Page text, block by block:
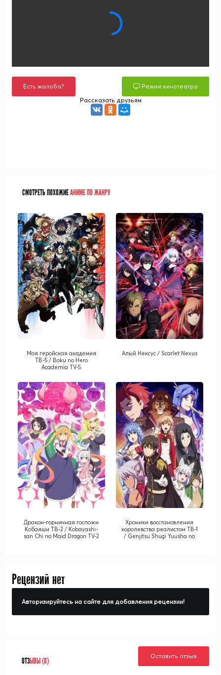
Есть жалоба?
Режим кинотеатра
Рассказать друзьям
СМОТРЕТЬ ПОХОЖИЕАНИМЕ ПО ЖАНРУ
Моя геройская академия
ТВ-5 / Boku no Hero
Academia TV-5
Алый Нексус / Scarlet Nexus
Дракон-горничная госпожи
Кобаяши ТВ-2 / Kobayashi-
san Chi no Maid Dragon TV-2
Хроники восстановления
королевства реалистом ТВ-1
/ Genjitsu Shugi Yuusha no
Рецензий нет
Авторизируйтесь на сайте для добавления рецензии!
ОТЗЫВЫ (0)
Оставить отзыв